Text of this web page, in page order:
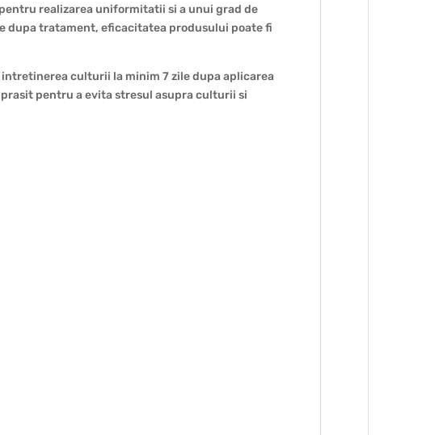
realizarea uniformitatii si a unui grad de
dupa tratament, eficacitatea produsului poate fi
culturii la minim 7 zile dupa aplicarea
pentru a evita stresul asupra culturii si